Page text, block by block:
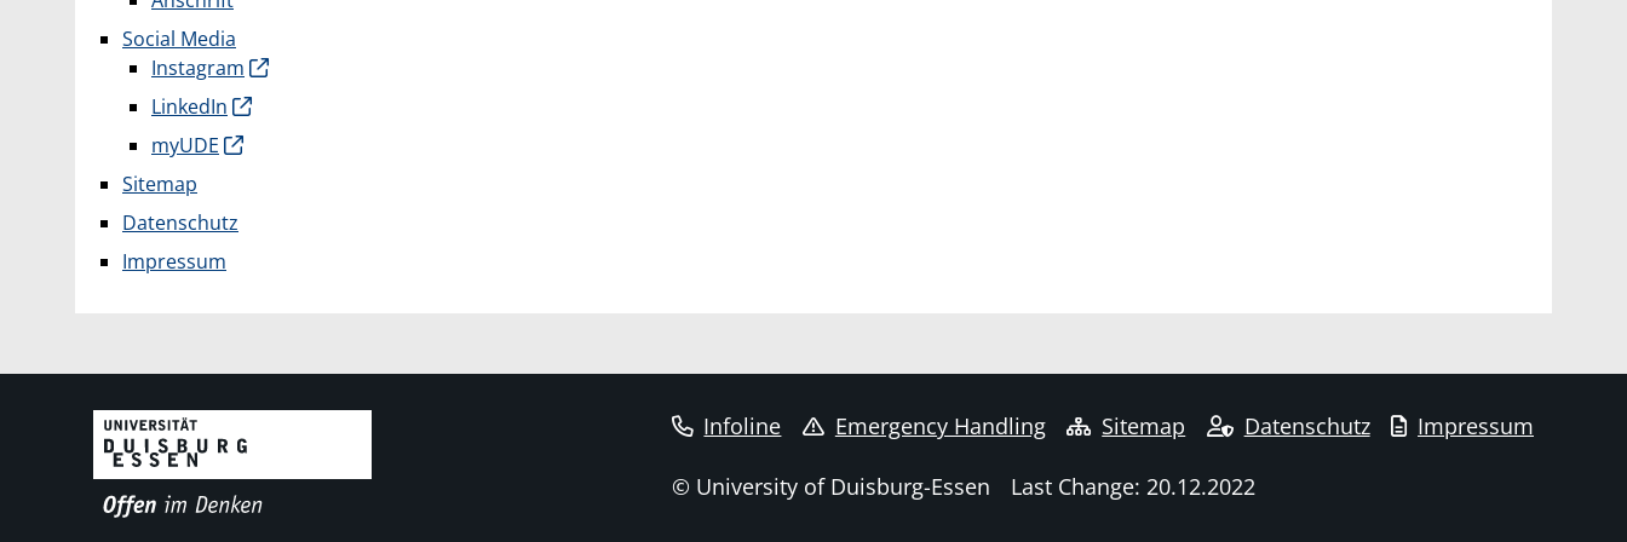
Social Media
Instagram
LinkedIn
myUDE
Sitemap
Datenschutz
Impressum
Infoline Emergency Handling Sitemap Datenschutz Impressum
© University of Duisburg-Essen Last Change: 20.12.2022